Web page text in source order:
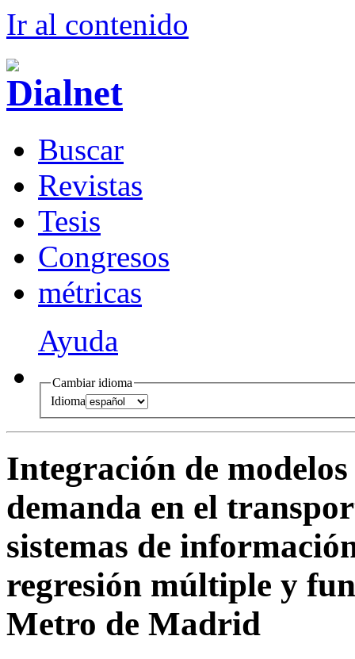
Ir al contenido
Buscar
Revistas
Tesis
Congresos
métricas
Ayuda
Cambiar idioma
Idioma
Integración de
demanda en el
sistemas de
regresión múltiple y
Metro de Madrid